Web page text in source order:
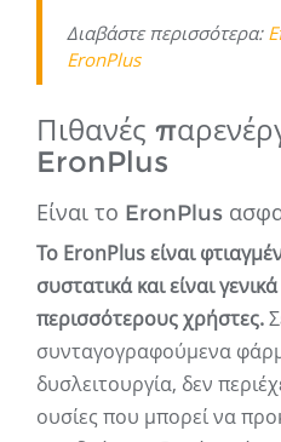
Διαβάστε περισσότερα:
EronPlus
Πιθανές
EronPlus
Είναι το EronPlus
Το EronPlus είναι
συστατικά και είναι
περισσότερους χρήστες.
συνταγογραφούμενα
δυσλειτουργία, δεν
ουσίες που μπορεί να